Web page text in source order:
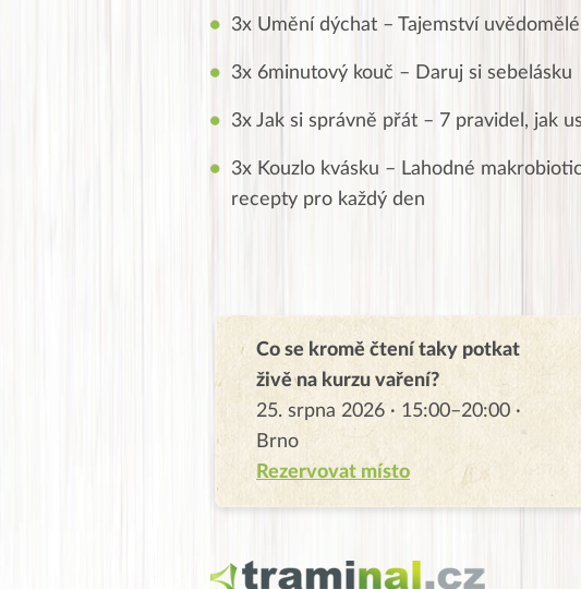
3x Umění dýchat – Tajemství
3x 6minutový kouč – Daruj si sebelásku
3x Jak si správně přát – 7 pravidel, jak
3x Kouzlo kvásku – Lahodné
recepty pro každý den
Co se kromě čtení taky potkat
živě na kurzu vaření?
25. srpna 2026 · 15:00–20:00 ·
Brno
Rezervovat místo